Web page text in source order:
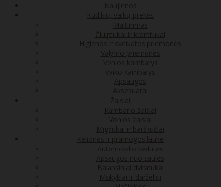
Naujienos
Kūdikių, vaikų prekės
Maitinimas
Čiulptukai ir kramtukai
Higienos ir sveikatos priemonės
Valymo priemonės
Vonios kambarys
Vaiko kambarys
Apsaugos
Aksesuarai
Žaislai
Kambario žaislai
Vonios žaislai
Migdukai ir barškučiai
Kelionės ir pramogos lauke
Automobilio kėdutės
Apsaugos nuo saulės
Balansiniai dviratukai
Mokyklai ir darželiui